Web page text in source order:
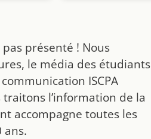
pas présenté ! Nous
le média des étudiants
ISCPA
l’information de la
accompagne toutes les
ans.